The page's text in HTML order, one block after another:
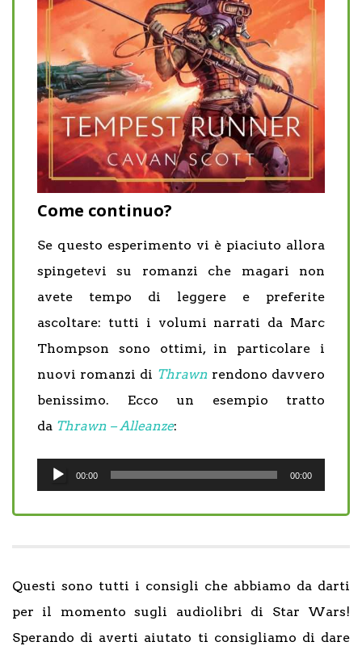
Come continuo?
Se questo esperimento vi è piaciuto allora
spingetevi su romanzi che magari non
avete tempo di leggere e preferite
ascoltare: tutti i volumi narrati da Marc
Thompson sono ottimi, in particolare i
nuovi romanzi di Thrawn rendono davvero
benissimo. Ecco un esempio tratto
da Thrawn – Alleanze:
Audio
Player
00:00 00:00
Questi sono tutti i consigli che abbiamo da darti
per il momento sugli audiolibri di Star Wars!
Sperando di averti aiutato ti consigliamo di dare